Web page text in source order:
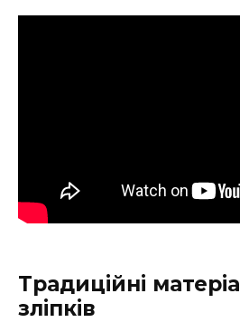
Традиційні
зліпків